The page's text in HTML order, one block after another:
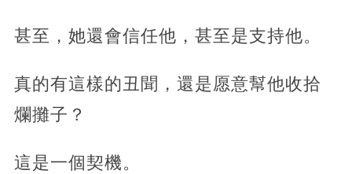
甚至，她還會信任他，甚至是支持他。
真的有這樣的丑聞，還是愿意幫他收拾
爛攤子？
這是一個契機。